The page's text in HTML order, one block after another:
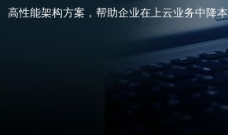
高性能架构方案，帮助企业在上云业务中降本